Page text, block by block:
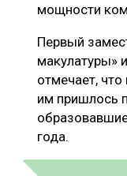
мощности
Первый
макулатуры»
отмечает,
им пришлось
года.